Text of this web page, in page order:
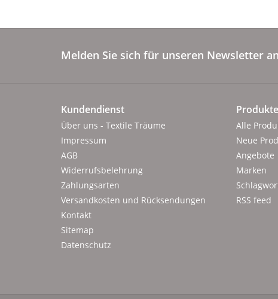
Melden Sie sich für unseren Newsletter
Kundendienst
Über uns - Textile Träume
Impressum
AGB
Widerrufsbelehrung
Zahlungsarten
Versandkosten und Rücksendungen
Kontakt
Sitemap
Datenschutz
Produkte
Alle
Neue
Angebote
Marken
RSS feed